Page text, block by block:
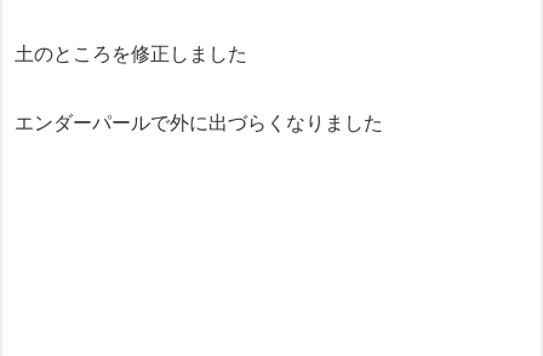
土のところを修正しました
エンダーパールで外に出づらくなりました